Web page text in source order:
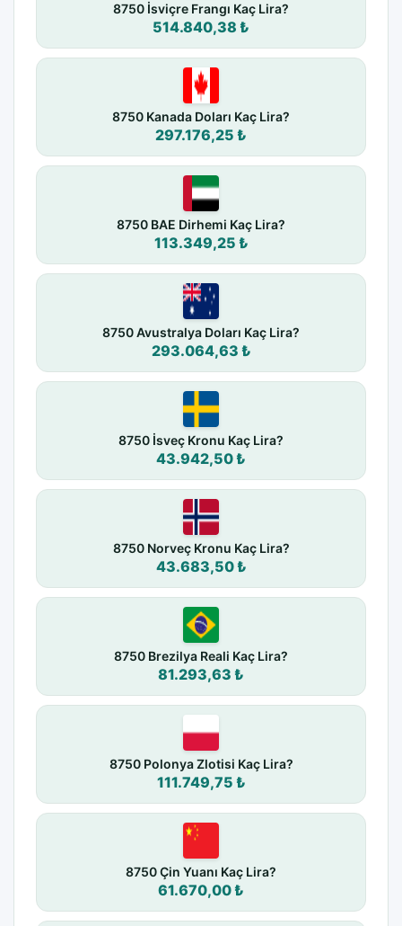
8750 İsviçre Frangı Kaç Lira?
514.840,38 ₺
8750 Kanada Doları Kaç Lira?
297.176,25 ₺
8750 BAE Dirhemi Kaç Lira?
113.349,25 ₺
8750 Avustralya Doları Kaç Lira?
293.064,63 ₺
8750 İsveç Kronu Kaç Lira?
43.942,50 ₺
8750 Norveç Kronu Kaç Lira?
43.683,50 ₺
8750 Brezilya Reali Kaç Lira?
81.293,63 ₺
8750 Polonya Zlotisi Kaç Lira?
111.749,75 ₺
8750 Çin Yuanı Kaç Lira?
61.670,00 ₺